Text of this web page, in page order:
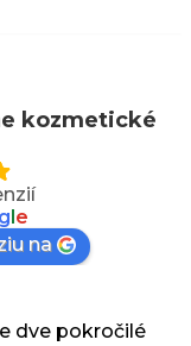
kozmetické
gle
na
dve pokročilé